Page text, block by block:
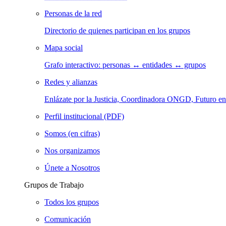
Personas de la red
Directorio de quienes participan en los grupos
Mapa social
Grafo interactivo: personas ↔ entidades ↔ grupos
Redes y alianzas
Enlázate por la Justicia, Coordinadora ONGD, Futuro
Perfil institucional (PDF)
Somos (en cifras)
Nos organizamos
Únete a Nosotros
Grupos de Trabajo
Todos los grupos
Comunicación